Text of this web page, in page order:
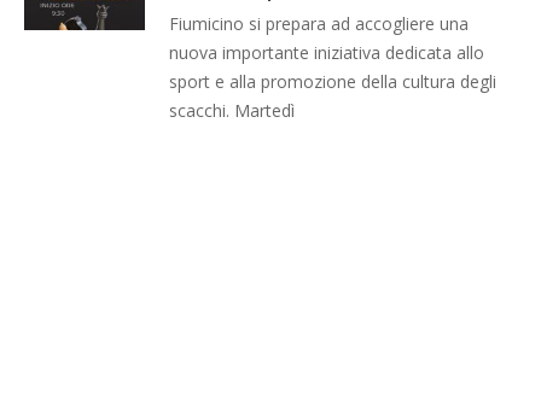
Fiumicino si prepara ad accogliere una
nuova importante iniziativa dedicata allo
sport e alla promozione della cultura degli
scacchi. Martedì